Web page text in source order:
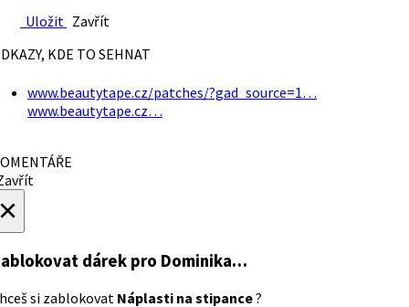
Uložit Zavřít
KDE TO SEHNAT
www.beautytape.cz/patches/?gad_source=1…
www.beautytape.cz…
dárek pro Dominika…
si zablokovat Náplasti na stipance?